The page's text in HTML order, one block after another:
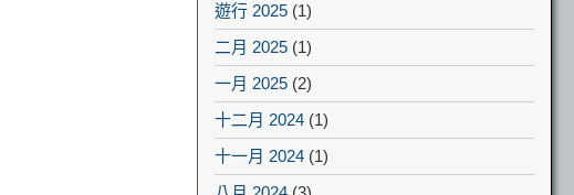
遊行 2025 (1)
二月 2025 (1)
一月 2025 (2)
十二月 2024 (1)
十一月 2024 (1)